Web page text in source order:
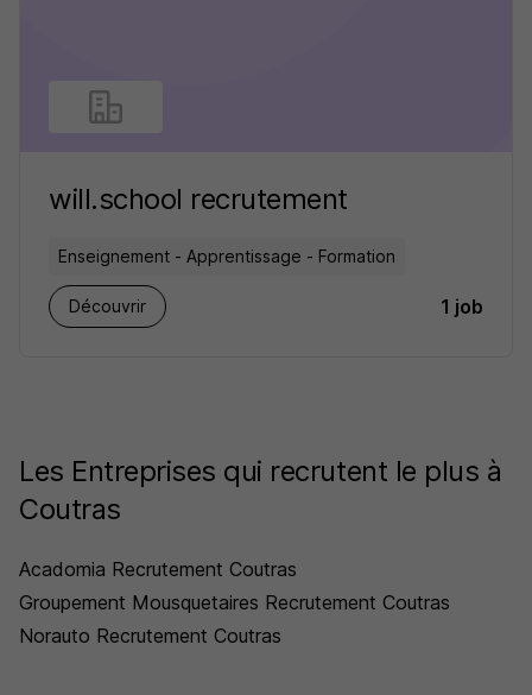
will.school recrutement
Enseignement - Apprentissage - Formation
Découvrir 1 job
Les Entreprises qui recrutent le plus à
Coutras
Acadomia Recrutement Coutras
Groupement Mousquetaires Recrutement Coutras
Norauto Recrutement Coutras